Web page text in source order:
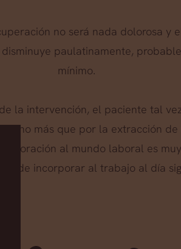
no será nada dolorosa y
paulatinamente,
mínimo.
la intervención, el paciente tal
no más que por la extracción de
al mundo laboral es
incorporar al trabajo al día